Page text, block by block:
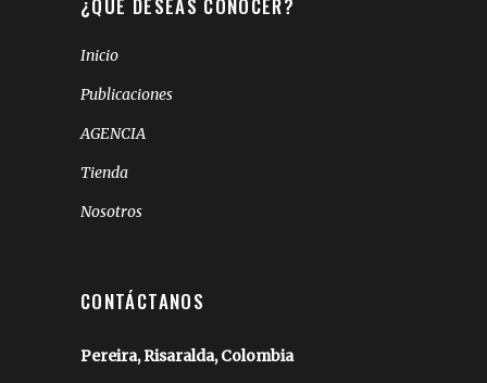
¿QUÉ DESEAS CONOCER?
Inicio
Publicaciones
AGENCIA
Tienda
Nosotros
CONTÁCTANOS
Pereira, Risaralda, Colombia